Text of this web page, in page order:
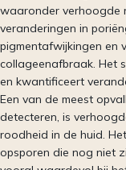
waaronder verhoogde
veranderingen in
pigmentafwijkingen en
collageenafbraak. Het
en kwantificeert
Een van de meest
detecteren, is
roodheid in de huid.
opsporen die nog niet